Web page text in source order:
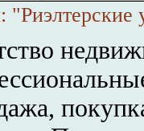
"Риэлтерские